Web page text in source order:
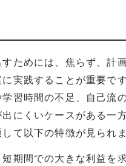
ためには、焦らず、計
実践することが重要で
習時間の不足、自己流
にくいケースがある一
て以下の特徴が見られま
期間での大きな利益を